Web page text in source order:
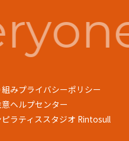
みプライバシーポリシー
ヘルプセンター
ラティススタジオ Rintosull